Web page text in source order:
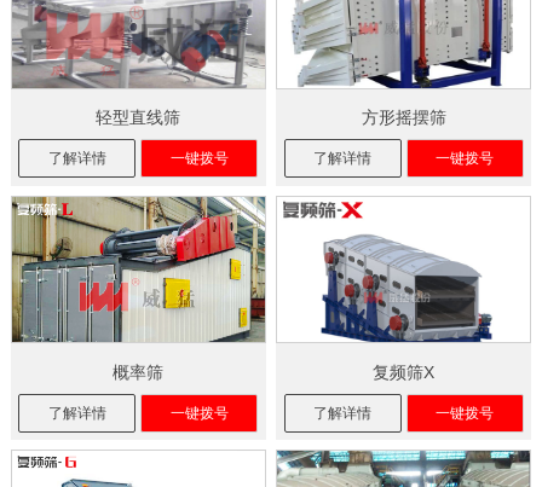
轻型直线筛
了解详情 一键拨号
方形摇摆筛
了解详情 一键拨号
概率筛
了解详情 一键拨号
复频筛X
了解详情 一键拨号